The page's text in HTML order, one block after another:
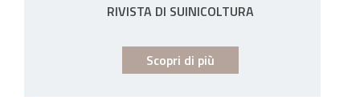
RIVISTA DI SUINICOLTURA
Scopri di più